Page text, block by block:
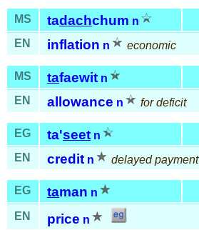
MS tadachchum n
EN inflation n economic
MS tafaewit n
EN allowance n for deficit
EG ta'seet n
EN credit n delayed payment
EG taman n
EN price n